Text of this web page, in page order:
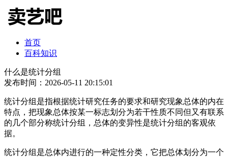
首页
百科知识
什么是统计分组
发布时间：2026-05-11 20:15:01
统计分组是指根据统计研究任务的要求和研究现象总体的内在
特点，把现象总体按某一标志划分为若干性质不同但又有联系
的几个部分称统计分组，总体的变异性是统计分组的客观依
据。
统计分组是总体内进行的一种定性分类，它把总体划分为一个